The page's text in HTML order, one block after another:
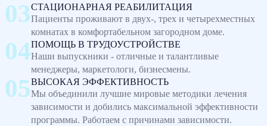
СТАЦИОНАРНАЯ РЕАБИЛИТАЦИЯ
Пациенты проживают в двух-, трех и четырехместных
комнатах в комфортабельном загородном доме.
ПОМОЩЬ В ТРУДОУСТРОЙСТВЕ
Наши выпускники - отличные и талантливые
менеджеры, маркетологи, бизнесмены.
ВЫСОКАЯ ЭФФЕКТИВНОСТЬ
Мы объединили лучшие мировые методики лечения
зависимости и добились максимальной эффективности
программы. Работаем с причинами зависимости.